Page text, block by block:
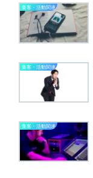
集客・活動関連
集客・活動関連
集客・活動関連